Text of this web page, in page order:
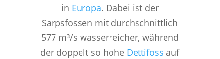
in Europa. Dabei ist der
Sarpsfossen mit durchschnittlich
577 m³/s wasserreicher, während
der doppelt so hohe Dettifoss auf